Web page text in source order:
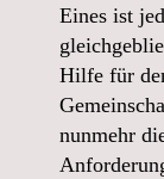
Eines ist
Hilfe für
nunmehr